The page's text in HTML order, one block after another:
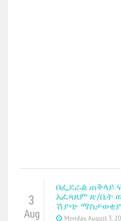
3
Aug
በፌደራል ጠቅላይ
አፈጻጸም ጽ/ቤት
ሽያጭ ማስታወቂያ
Monday, August 3,